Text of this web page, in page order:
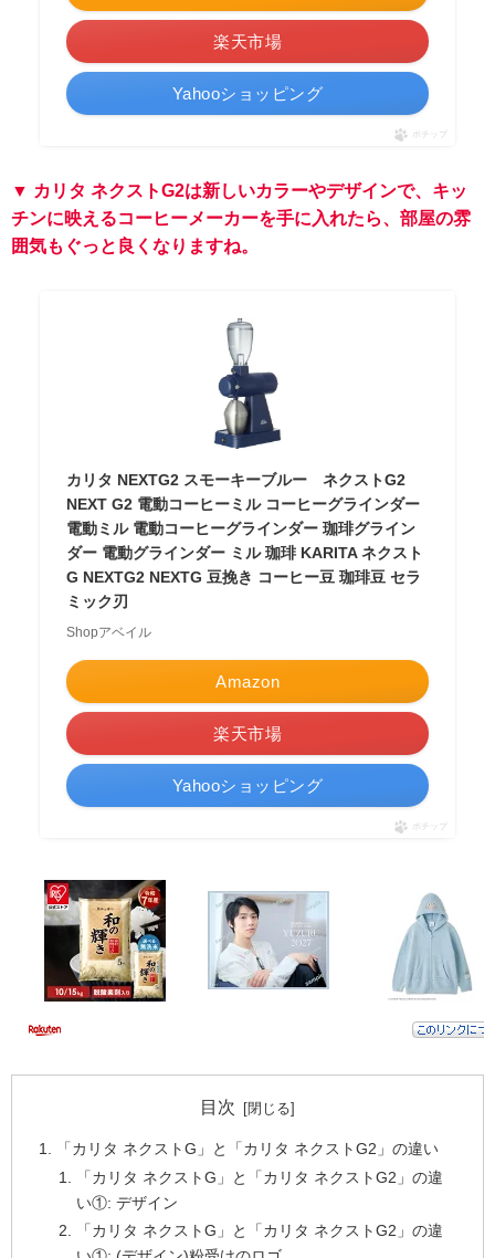
楽天市場
Yahooショッピング
ポチップ
▼ カリタ ネクストG2は新しいカラーやデザインで、キッ
チンに映えるコーヒーメーカーを手に入れたら、部屋の雰
囲気もぐっと良くなりますね。
カリタ NEXTG2 スモーキーブルー ネクストG2
NEXT G2 電動コーヒーミル コーヒーグラインダー
電動ミル 電動コーヒーグラインダー 珈琲グライン
ダー 電動グラインダー ミル 珈琲 KARITA ネクスト
G NEXTG2 NEXTG 豆挽き コーヒー豆 珈琲豆 セラ
ミック刃
Shopアベイル
Amazon
楽天市場
Yahooショッピング
ポチップ
目次
「カリタ ネクストG」と「カリタ ネクストG2」の違い
「カリタ ネクストG」と「カリタ ネクストG2」の違
い①: デザイン
「カリタ ネクストG」と「カリタ ネクストG2」の違